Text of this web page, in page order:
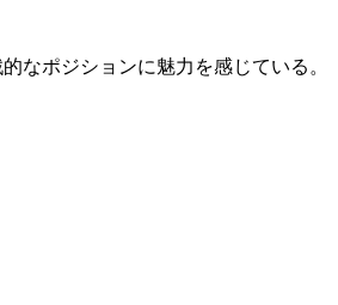
なポジションに魅力を感じている。